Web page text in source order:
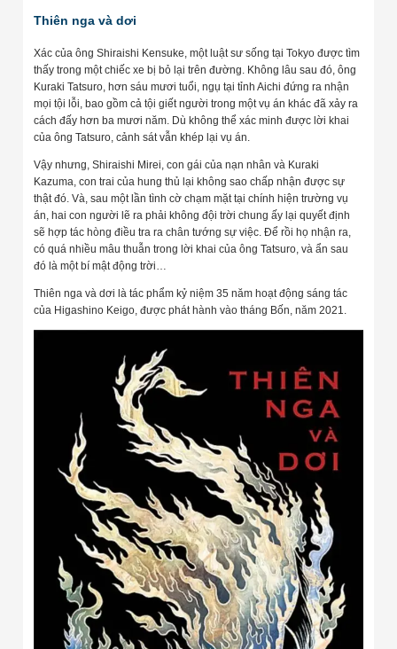
Thiên nga và dơi
Xác của ông Shiraishi Kensuke, một luật sư sống tại Tokyo được tìm
thấy trong một chiếc xe bị bỏ lại trên đường. Không lâu sau đó, ông
Kuraki Tatsuro, hơn sáu mươi tuổi, ngụ tại tỉnh Aichi đứng ra nhận
mọi tội lỗi, bao gồm cả tội giết người trong một vụ án khác đã xảy ra
cách đấy hơn ba mươi năm. Dù không thể xác minh được lời khai
của ông Tatsuro, cảnh sát vẫn khép lại vụ án.
Vậy nhưng, Shiraishi Mirei, con gái của nạn nhân và Kuraki
Kazuma, con trai của hung thủ lại không sao chấp nhận được sự
thật đó. Và, sau một lần tình cờ chạm mặt tại chính hiện trường vụ
án, hai con người lẽ ra phải không đội trời chung ấy lại quyết định
sẽ hợp tác hòng điều tra ra chân tướng sự việc. Để rồi họ nhận ra,
có quá nhiều mâu thuẫn trong lời khai của ông Tatsuro, và ẩn sau
đó là một bí mật động trời…
Thiên nga và dơi là tác phẩm kỷ niệm 35 năm hoạt động sáng tác
của Higashino Keigo, được phát hành vào tháng Bốn, năm 2021.